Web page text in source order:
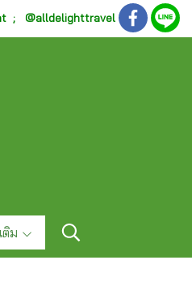
; @alldelighttravel
ติม